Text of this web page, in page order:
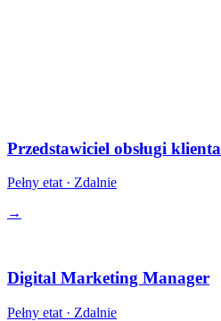
Przedstawiciel obsługi klienta
Pełny etat· Zdalnie
→
Digital Marketing Manager
Pełny etat · Zdalnie